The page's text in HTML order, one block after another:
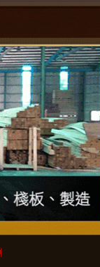
板最好不要用？